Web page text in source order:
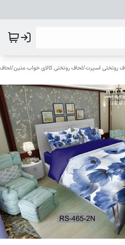
روتختی اسپرت/لحاف روتختی کالای خواب متین/